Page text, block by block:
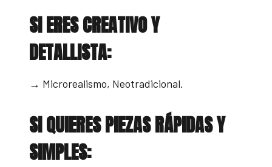
SI ERES CREATIVO Y
DETALLISTA:
→ Microrealismo, Neotradicional.
SI QUIERES PIEZAS RÁPIDAS Y
SIMPLES: